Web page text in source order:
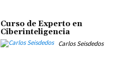
Curso de Experto en
Ciberinteligencia
Carlos Seisdedos